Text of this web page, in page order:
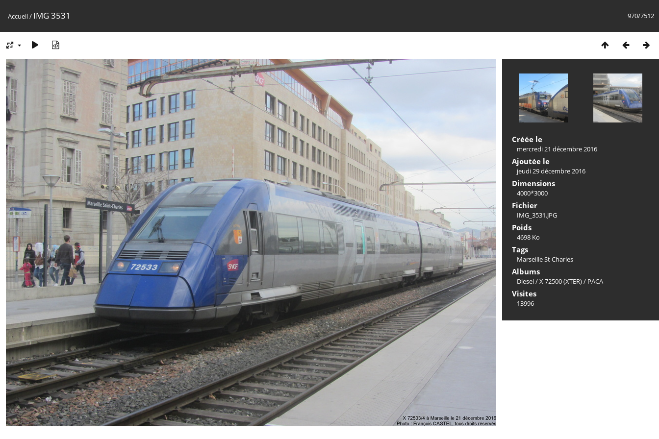
970/7512
Accueil/ IMG 3531
Créée le
mercredi 21 décembre 2016
Ajoutée le
jeudi 29 décembre 2016
Dimensions
4000*3000
Fichier
IMG_3531.JPG
Poids
4698 Ko
Tags
Marseille St Charles
Albums
Diesel/X 72500 (XTER)/ PACA
Visites
13996